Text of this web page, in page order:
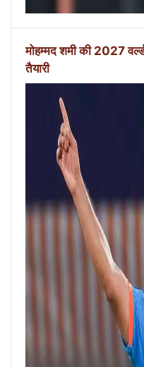
मोहम्मद शमी की 2027
तैयारी